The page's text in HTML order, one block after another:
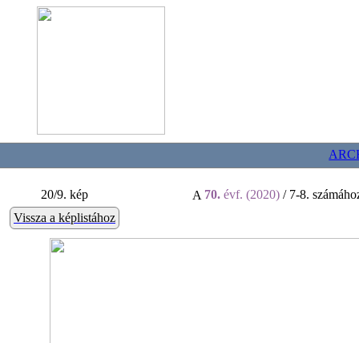
A 70. évf. (2020) / 7-8.
20/9. kép
Vissza a képlistához